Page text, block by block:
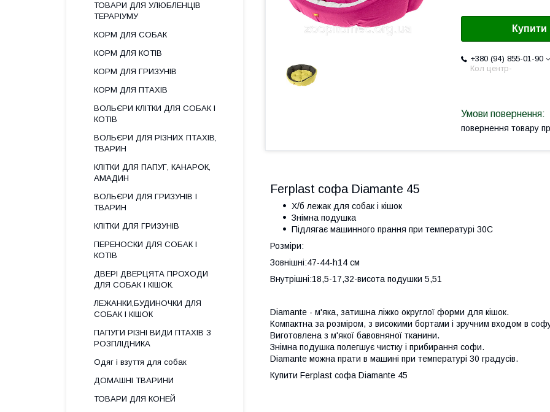
Купити
+380 (94) 855-01-90
Кол центр-
повернення товару
Ferplast софа Diamante 45
Х/б лежак для собак і кішок
Знімна подушка
Підлягає машинного прання при температурі 30С
Розміри:
Зовнішні:47-44-h14 см
Внутрішні:18,5-17,32-висота подушки 5,51
Diamante - м'яка, затишна ліжко округлої форми для кішок.
Компактна за розміром, з високими бортами і зручним входом в
Виготовлена з м'якої бавовняної тканини.
Знімна подушка полегшує чистку і прибирання софи.
Diamante можна прати в машині при температурі 30 градусів.
Купити Ferplast софа Diamante 45
ТОВАРИ ДЛЯ УЛЮБЛЕНЦІВ
ТЕРАРІУМУ
КОРМ ДЛЯ СОБАК
КОРМ ДЛЯ КОТІВ
КОРМ ДЛЯ ГРИЗУНІВ
КОРМ ДЛЯ ПТАХІВ
ВОЛЬЄРИ КЛІТКИ ДЛЯ СОБАК І
КОТІВ
ВОЛЬЄРИ ДЛЯ РІЗНИХ ПТАХІВ,
ТВАРИН
КЛІТКИ ДЛЯ ПАПУГ, КАНАРОК,
АМАДИН
ВОЛЬЄРИ ДЛЯ ГРИЗУНІВ І
ТВАРИН
КЛІТКИ ДЛЯ ГРИЗУНІВ
ПЕРЕНОСКИ ДЛЯ СОБАК І
КОТІВ
ДВЕРІ ДВЕРЦЯТА ПРОХОДИ
ДЛЯ СОБАК І КІШОК.
ЛЕЖАНКИ,БУДИНОЧКИ ДЛЯ
СОБАК І КІШОК
ПАПУГИ РІЗНІ ВИДИ ПТАХІВ З
РОЗПЛІДНИКА
Одяг і взуття для собак
ДОМАШНІ ТВАРИНИ
ТОВАРИ ДЛЯ КОНЕЙ